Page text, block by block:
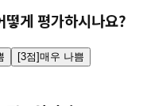
게 평가하시나요?
[3점]매우 나쁨